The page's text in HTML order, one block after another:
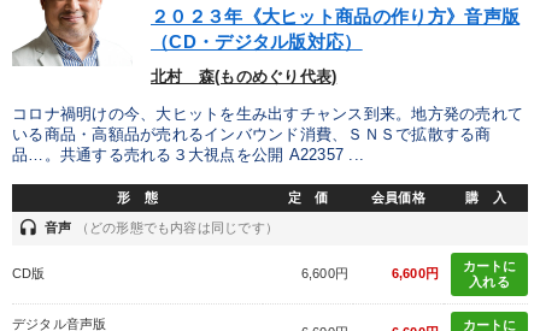
製造業 卸売・小売・飲食業 建設・不動産業
IT・サービス・金融業
キーワード
広報・PR 賃金制度 金融 企業成長
※「更新」を押すと「テーマ」「キーワード」を更新いただけます。
２０２３年《大ヒット商品の作り方》音声版
（CD・デジタル版対応）
北村 森(ものめぐり代表)
コロナ禍明けの今、大ヒットを生み出すチャンス到来。地方発の売れて
いる商品・高額品が売れるインバウンド消費、ＳＮＳで拡散する商
品…。共通する売れる３大視点を公開 A22357 ...
形 態 定 価 会員価格 購 入
headset 音声 （どの形態でも内容は同じです）
CD版 6,600円 6,600円
カートに
入れる
デジタル音声版
カートに